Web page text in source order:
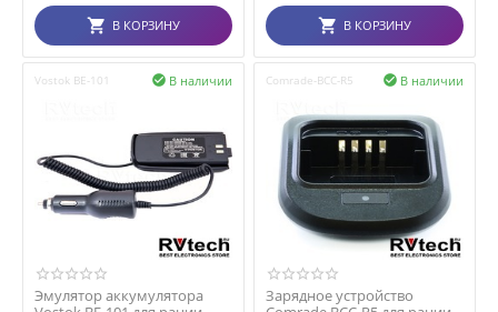
В КОРЗИНУ В КОРЗИНУ
Vostok BE-101 В наличии

Эмулятор аккумулятора
Comrade-BCC-R5 В наличии

Зарядное устройство